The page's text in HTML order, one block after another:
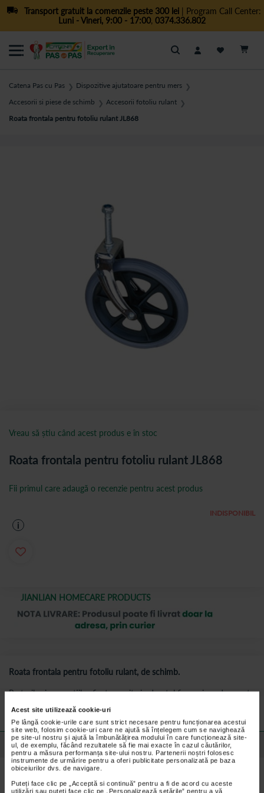
Acest site utilizează cookie-uri
Pe lângă cookie-urile care sunt strict necesare pentru funcționarea acestui
site web, folosim cookie-uri care ne ajută să înțelegem cum se navighează
pe site-ul nostru și ajută la îmbunătățirea modului în care funcționează site-
ul, de exemplu, făcând rezultatele să fie mai exacte în cazul căutărilor,
pentru a măsura performanța site-ului nostru. Partenerii noștri folosesc
instrumente de urmărire pentru a oferi publicitate personalizată pe baza
obiceiurilor dvs. de navigare.
Puteți face clic pe „Acceptă si continuă” pentru a fi de acord cu aceste
utilizări sau puteți face clic pe „Personalizează setările” pentru a vă
Transport gratuit la comenzile peste 300 lei| Program Call Center:
Luni - Vineri, 9:00 - 17:00, 0374.336.802
Cautare
Catena Pas cu Pas ❯ Dispozitive ajutatoare pentru mers ❯
Accesorii si piese de schimb ❯ Accesorii fotoliu rulant ❯
Roata frontala pentru fotoliu rulant JL868
JIANLIAN HOMECARE PRODUCTS
Roata frontala pentru fotoliu rulant, de schimb.
Roata frontala pentru fotoliu rulant JL868
INDISPONIBIL
Fii primul care adaugă o recenzie pentru acest produs
i
Vreau să știu când acest produs e în stoc
Preturile si promotiile afisate pe site in dreptul fiecarui produs sunt
Detalii despre produs